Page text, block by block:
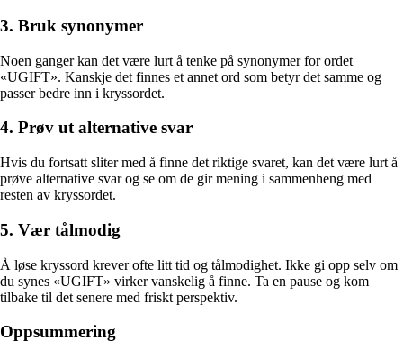
3. Bruk synonymer
Noen ganger kan det være lurt å tenke på synonymer for ordet
«UGIFT». Kanskje det finnes et annet ord som betyr det samme og
passer bedre inn i kryssordet.
4. Prøv ut alternative svar
Hvis du fortsatt sliter med å finne det riktige svaret, kan det være lurt å
prøve alternative svar og se om de gir mening i sammenheng med
resten av kryssordet.
5. Vær tålmodig
Å løse kryssord krever ofte litt tid og tålmodighet. Ikke gi opp selv om
du synes «UGIFT» virker vanskelig å finne. Ta en pause og kom
tilbake til det senere med friskt perspektiv.
Oppsummering